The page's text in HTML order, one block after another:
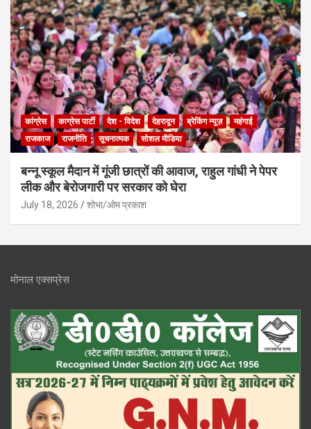
कांग्रेस काग्रेस पार्टी देश - विदेश देहरादून ब्रेकिंग न्यूज़
महंगाई
राजकाज
राजनीति सूचनात्मक सोशल मीडिया
बन्नू स्कूल मैदान में गूंजी छात्रों की आवाज, राहुल गांधी ने पेपर
लीक और बेरोजगारी पर सरकार को घेरा
July 18, 2026 शोभा/ओम प्रकाश
मोनाल एक्सप्रेस